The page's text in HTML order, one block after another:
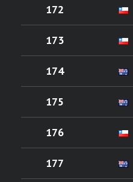
172
173
174
175
176
177